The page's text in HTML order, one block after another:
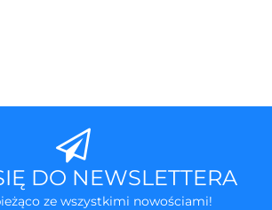
DO NEWSLETTERA
ze wszystkimi nowościami!